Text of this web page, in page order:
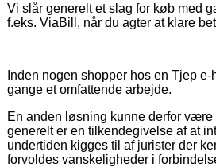
Vi slår generelt et slag for køb med
f.eks. ViaBill, når du agter at klare
Inden nogen shopper hos en Tjep
gange et omfattende arbejde.
En anden løsning kunne derfor
generelt er en tilkendegivelse af at
undertiden kigges til af jurister der
forvoldes vanskeligheder i